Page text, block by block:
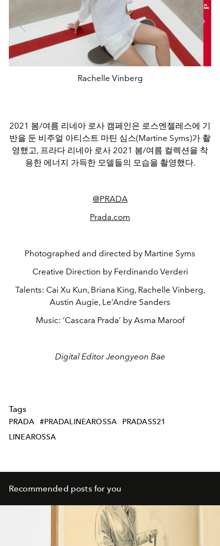
Rachelle Vinberg
2021 봄/여름 리네아 로사 캠페인은 로스엔젤레스에 기
반을 둔 비주얼 아티스트 마틴 심스(Martine Syms)가 촬
영했고, 프라다 리네아 로사 2021 봄/여름 컬렉션을 착
용한 에너지 가득한 모델들의 모습을 촬영했다.
@PRADA
Prada.com
Photographed and directed by Martine Syms
Creative Direction by Ferdinando Verderi
Talents: Cai Xu Kun, Briana King, Rachelle Vinberg,
Austin Augie, Le’Andre Sanders
Music: ‘Cascara Prada’ by Asma Maroof
Digital Editor Jeongyeon Bae
Tags
PRADA #PRADALINEAROSSA
PRADASS21
LINEAROSSA
Recommended posts for you